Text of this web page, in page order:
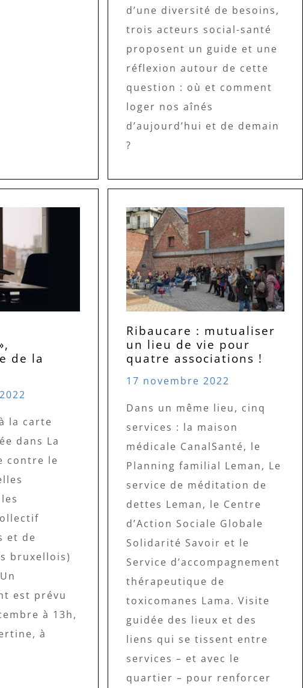
d’une diversité de besoins,
trois acteurs social-santé
proposent un guide et une
réflexion autour de cette
question : où et comment
loger nos aînés
d’aujourd’hui et de demain
?
de la
la carte
dans La
contre le
et de
bruxellois)
est prévu
à 13h,
à
Ribaucare : mutualiser
un lieu de vie pour
quatre associations !
17 novembre 2022
Dans un même lieu, cinq
services : la maison
médicale CanalSanté, le
Planning familial Leman, Le
service de méditation de
dettes Leman, le Centre
d’Action Sociale Globale
Solidarité Savoir et le
Service d’accompagnement
thérapeutique de
toxicomanes Lama. Visite
guidée des lieux et des
liens qui se tissent entre
services – et avec le
quartier – pour renforcer